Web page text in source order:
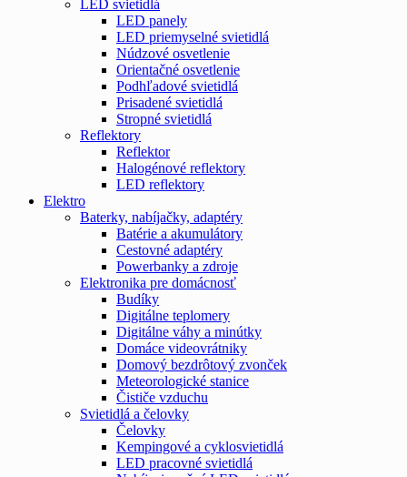
LED svietidlá
LED panely
LED priemyselné svietidlá
Núdzové osvetlenie
Orientačné osvetlenie
Podhľadové svietidlá
Prisadené svietidlá
Stropné svietidlá
Reflektory
Reflektor
Halogénové reflektory
LED reflektory
Elektro
Baterky, nabíjačky, adaptéry
Batérie a akumulátory
Cestovné adaptéry
Powerbanky a zdroje
Elektronika pre domácnosť
Budíky
Digitálne teplomery
Digitálne váhy a minútky
Domáce videovrátniky
Domový bezdrôtový zvonček
Meteorologické stanice
Čističe vzduchu
Svietidlá a čelovky
Čelovky
Kempingové a cyklosvietidlá
LED pracovné svietidlá